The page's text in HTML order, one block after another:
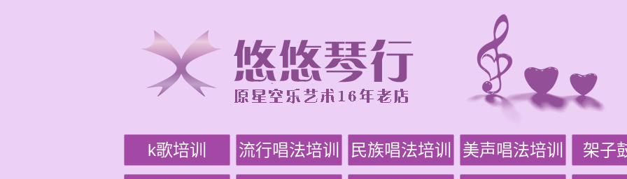
k歌培训 流行唱法培训 民族唱法培训 美声唱法培训 架子